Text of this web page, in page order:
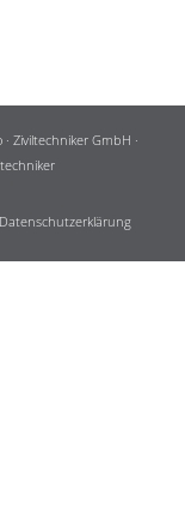
Ziviltechniker GmbH ·
Datenschutzerklärung